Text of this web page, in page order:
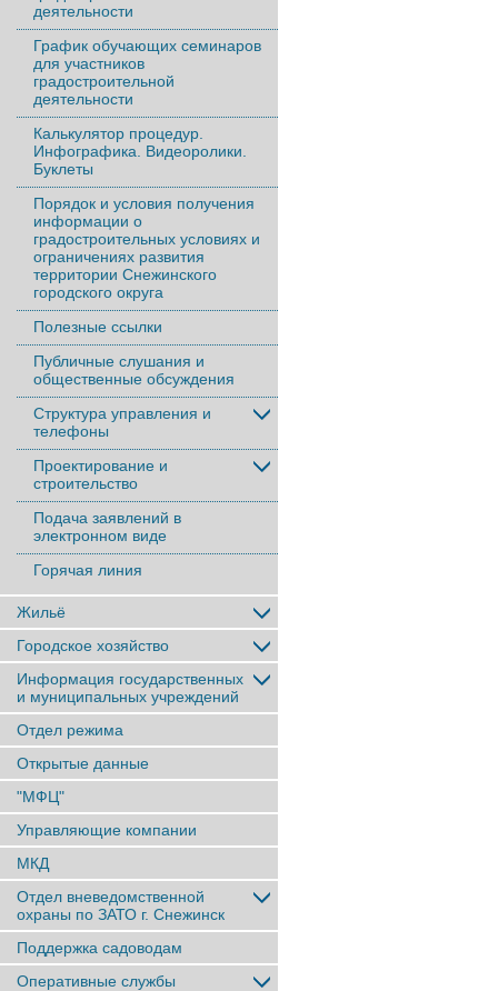
деятельности
График обучающих семинаров
для участников
градостроительной
деятельности
Калькулятор процедур.
Инфографика. Видеоролики.
Буклеты
Порядок и условия получения
информации о
градостроительных условиях и
ограничениях развития
территории Снежинского
городского округа
Полезные ссылки
Публичные слушания и
общественные обсуждения
Структура управления и
телефоны
Проектирование и
строительство
Подача заявлений в
электронном виде
Горячая линия
Жильё
Городское хозяйство
Информация государственных
и муниципальных учреждений
Отдел режима
Открытые данные
"МФЦ"
Управляющие компании
МКД
Отдел вневедомственной
охраны по ЗАТО г. Снежинск
Поддержка садоводам
Оперативные службы